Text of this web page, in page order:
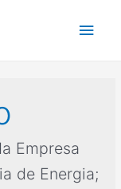
Empresa
de Energia;